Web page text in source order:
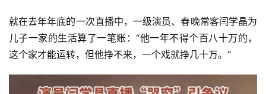
就在去年年底的一次直播中，一级演员、春晚常客闫学晶为
儿子一家的生活算了一笔账：“他一年不得个百八十万的，
这个家才能运转，但他挣不来，一个戏就挣几十万。”